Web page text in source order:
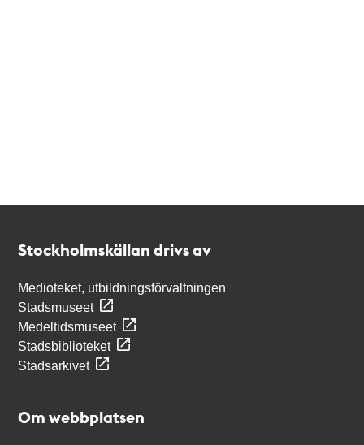
Stockholmskällan drivs av
Medioteket, utbildningsförvaltningen
Stadsmuseet
Medeltidsmuseet
Stadsbiblioteket
Stadsarkivet
Om webbplatsen